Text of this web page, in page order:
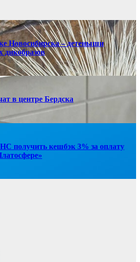
Новосибирска – детеныши
дикобразов
в центре Бердска
кешбэк 3% за оплату